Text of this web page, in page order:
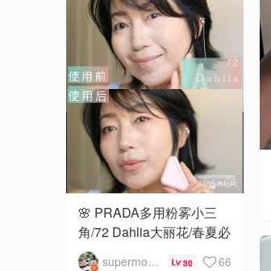
🌸 PRADA多用粉雾小三
角/72 Dahlia大丽花/春夏必
备的少女感腮红‼️
supermommy 30 66